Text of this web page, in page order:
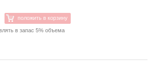
положить в корзину
в запас 5% объема